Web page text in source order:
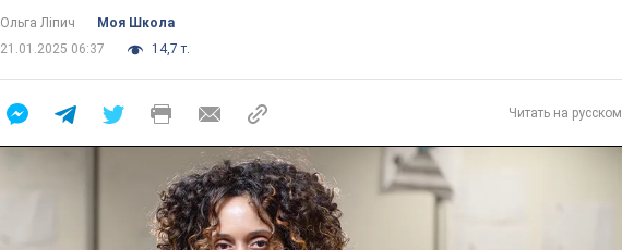
Ольга Ліпич
Моя Школа
21.01.2025 06:37
14,7 т.
Читать на русском